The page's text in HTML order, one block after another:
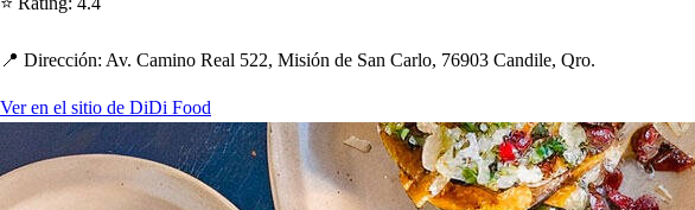
📍 Dirección: Av. Camino Real 522, Misión de San Carlo, 76903 Candile, Qro.
Ver en el sitio de DiDi Food